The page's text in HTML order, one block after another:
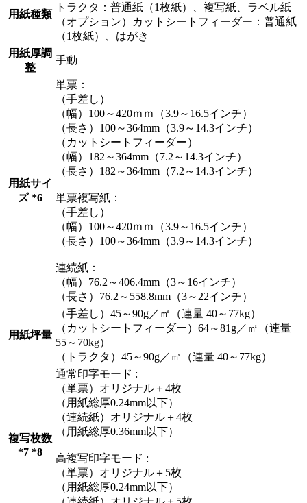
用紙種類
トラクタ：普通紙（1枚紙）、複写紙、ラベル紙
（オプション）カットシートフィーダー：普通紙
（1枚紙）、はがき
用紙厚調
整
手動
用紙サイ
ズ *6
単票：
（手差し）
（幅）100～420ｍｍ（3.9～16.5インチ）
（長さ）100～364mm（3.9～14.3インチ）
（カットシートフィーダー）
（幅）182～364mm（7.2～14.3インチ）
（長さ）182～364mm（7.2～14.3インチ）
単票複写紙：
（手差し）
（幅）100～420ｍｍ（3.9～16.5インチ）
（長さ）100～364mm（3.9～14.3インチ）
連続紙：
（幅）76.2～406.4mm（3～16インチ）
（長さ）76.2～558.8mm（3～22インチ）
用紙坪量
（手差し）45～90g／㎡（連量 40～77kg）
（カットシートフィーダー）64～81g／㎡（連量
55～70kg）
（トラクタ）45～90g／㎡（連量 40～77kg）
複写枚数
*7 *8
通常印字モード :
（単票）オリジナル＋4枚
（用紙総厚0.24mm以下）
（連続紙）オリジナル＋4枚
（用紙総厚0.36mm以下）
高複写印字モード :
（単票）オリジナル＋5枚
（用紙総厚0.24mm以下）